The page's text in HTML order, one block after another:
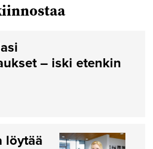
– iski etenkin
löytää